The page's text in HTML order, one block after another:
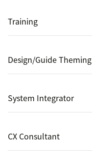
Training
Design/Guide Theming
System Integrator
CX Consultant